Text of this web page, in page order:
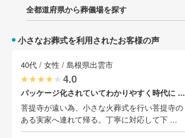
全都道府県から葬儀場を探す
小さなお葬式を利用されたお客様の声
40代 / 女性 / 島根県出雲市
4.0
パッケージ化されていてわかりやすく時代に ...
菩提寺が遠い為、小さな火葬式を行い菩提寺の
ある実家へ連れて帰る。丁寧に対応して下 ...